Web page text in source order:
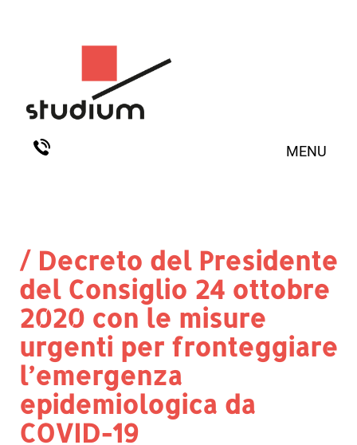
MENU
/ Decreto del Presidente
del Consiglio 24 ottobre
2020 con le misure
urgenti per fronteggiare
l’emergenza
epidemiologica da
COVID-19